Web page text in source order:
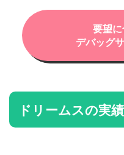
要望
デバッグ
ドリームスの実